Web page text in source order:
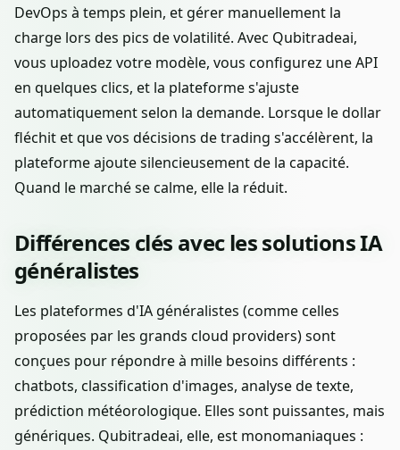
DevOps à temps plein, et gérer manuellement la
charge lors des pics de volatilité. Avec Qubitradeai,
vous uploadez votre modèle, vous configurez une API
en quelques clics, et la plateforme s'ajuste
automatiquement selon la demande. Lorsque le dollar
fléchit et que vos décisions de trading s'accélèrent, la
plateforme ajoute silencieusement de la capacité.
Quand le marché se calme, elle la réduit.
Différences clés avec les solutions IA
généralistes
Les plateformes d'IA généralistes (comme celles
proposées par les grands cloud providers) sont
conçues pour répondre à mille besoins différents :
chatbots, classification d'images, analyse de texte,
prédiction météorologique. Elles sont puissantes, mais
génériques. Qubitradeai, elle, est monomaniaques :